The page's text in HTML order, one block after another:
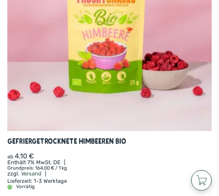
Gefriergetrocknete Himbeeren BIO
ab 4,10 €
Enthält 7% MwSt. DE
Grundpreis: 164,00€/ 1 kg
zzgl. Versand
Lieferzeit: 1-3 Werktage
Vorrätig